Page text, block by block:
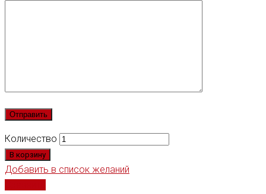
Количество
В корзину
Добавить в список желаний